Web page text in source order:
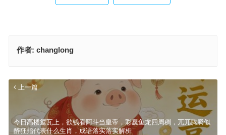
作者: changlong
上一篇
今日高楼鸳瓦上，欲钱看阿斗当皇帝，彩纛鱼龙四周稠，兀兀腾腾似
醉狂指代表什么生肖，成语落实落实解析